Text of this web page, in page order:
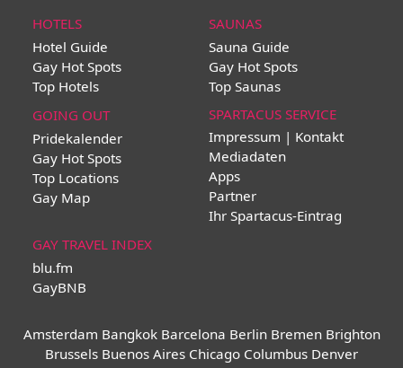
HOTELS
Hotel Guide
Gay Hot Spots
Top Hotels
SAUNAS
Sauna Guide
Gay Hot Spots
Top Saunas
GOING OUT
Pridekalender
Gay Hot Spots
Top Locations
Gay Map
SPARTACUS SERVICE
Impressum | Kontakt
Mediadaten
Apps
Partner
Ihr Spartacus-Eintrag
GAY TRAVEL INDEX
blu.fm
GayBNB
Amsterdam Bangkok Barcelona Berlin Bremen Brighton
Brussels Buenos Aires Chicago Columbus Denver